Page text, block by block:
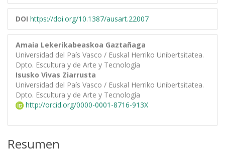
DOI https://doi.org/10.1387/ausart.22007
Amaia Lekerikabeaskoa Gaztañaga
Universidad del País Vasco / Euskal Herriko Unibertsitatea.
Dpto. Escultura y de Arte y Tecnología
Isusko Vivas Ziarrusta
Universidad del País Vasco / Euskal Herriko Unibertsitatea.
Dpto. Escultura y de Arte y Tecnología
http://orcid.org/0000-0001-8716-913X
Resumen